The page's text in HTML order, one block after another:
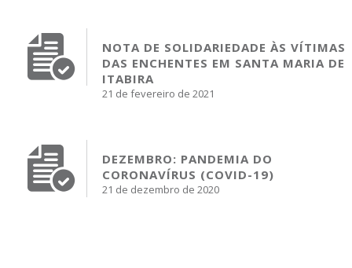
NOTA DE SOLIDARIEDADE ÀS VÍTIMAS
DAS ENCHENTES EM SANTA MARIA DE
ITABIRA
21 de fevereiro de 2021
DEZEMBRO: PANDEMIA DO
CORONAVÍRUS (COVID-19)
21 de dezembro de 2020